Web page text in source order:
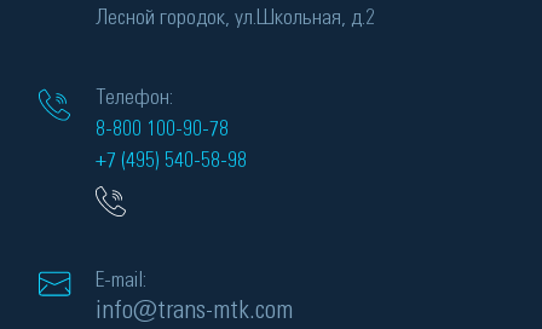
Лесной городок, ул.Школьная, д.2
Телефон:
8-800 100-90-78
+7 (495) 540-58-98
E-mail:
info@trans-mtk.com